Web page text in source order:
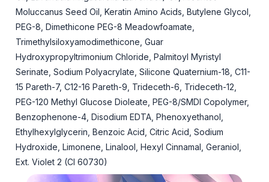
Moluccanus Seed Oil, Keratin Amino Acids, Butylene Glycol,
PEG-8, Dimethicone PEG-8 Meadowfoamate,
Trimethylsiloxyamodimethicone, Guar
Hydroxypropyltrimonium Chloride, Palmitoyl Myristyl
Serinate, Sodium Polyacrylate, Silicone Quaternium-18, C11-
15 Pareth-7, C12-16 Pareth-9, Trideceth-6, Trideceth-12,
PEG-120 Methyl Glucose Dioleate, PEG-8/SMDI Copolymer,
Benzophenone-4, Disodium EDTA, Phenoxyethanol,
Ethylhexylglycerin, Benzoic Acid, Citric Acid, Sodium
Hydroxide, Limonene, Linalool, Hexyl Cinnamal, Geraniol,
Ext. Violet 2 (CI 60730)